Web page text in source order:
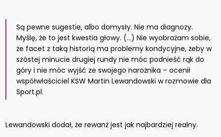
Są pewne sugestie, albo domysły. Nie ma diagnozy.
Myślę, że to jest kwestia głowy. (…) Nie wyobrażam sobie,
że facet z taką historią ma problemy kondycyjne, żeby w
szóstej minucie drugiej rundy nie móc podnieść rąk do
góry i nie móc wyjść ze swojego narożnika – ocenił
współwłaściciel KSW Martin Lewandowski w rozmowie dla
Sport.pl.
Lewandowski dodał, że rewanż jest jak najbardziej realny.